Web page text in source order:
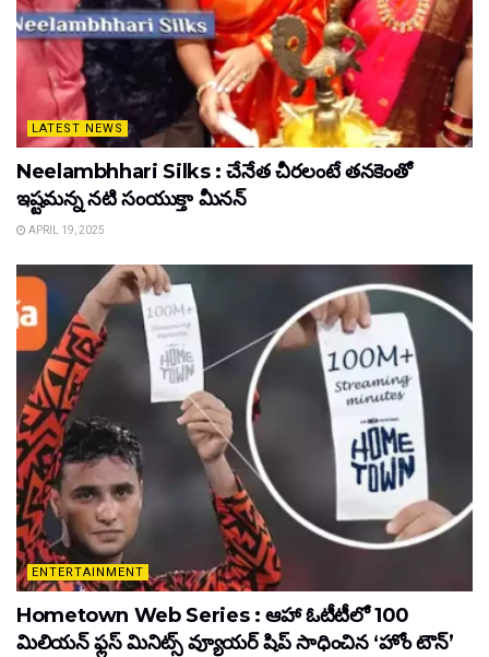
LATEST NEWS
Neelambhhari Silks : చేనేత చీరలంటే తనకెంతో
ఇష్టమన్న నటి సంయుక్తా మీనన్‌
APRIL 19, 2025
ENTERTAINMENT
Hometown Web Series : ఆహా ఓటీటీలో 100
మిలియన్ ఫ్లస్ మినిట్స్ వ్యూయర్ షిప్ సాధించిన ‘హోం టౌన్’